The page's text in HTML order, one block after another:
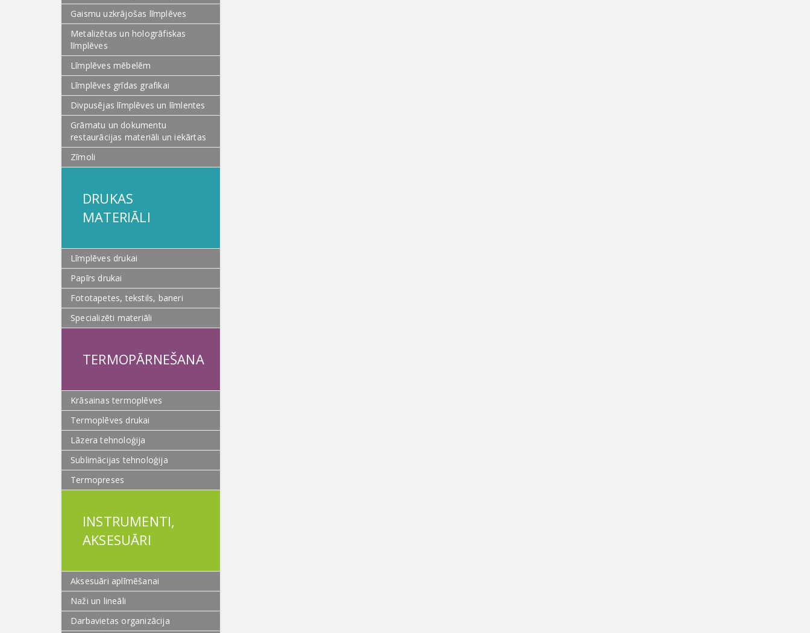
Gaismu uzkrājošas līmplēves
Metalizētas un hologrāfiskas
līmplēves
Līmplēves mēbelēm
Līmplēves grīdas grafikai
Divpusējas līmplēves un līmlentes
Grāmatu un dokumentu
restaurācijas materiāli un iekārtas
Zīmoli
DRUKAS
MATERIĀLI
Līmplēves drukai
Papīrs drukai
Fototapetes, tekstils, baneri
Specializēti materiāli
TERMOPĀRNEŠANA
Krāsainas termoplēves
Termoplēves drukai
Lāzera tehnoloģija
Sublimācijas tehnoloģija
Termopreses
INSTRUMENTI,
AKSESUĀRI
Aksesuāri aplīmēšanai
Naži un lineāli
Darbavietas organizācija